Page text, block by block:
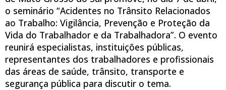
o seminário “Acidentes no Trânsito Relacionados
ao Trabalho: Vigilância, Prevenção e Proteção da
Vida do Trabalhador e da Trabalhadora”. O evento
reunirá especialistas, instituições públicas,
representantes dos trabalhadores e profissionais
das áreas de saúde, trânsito, transporte e
segurança pública para discutir o tema.